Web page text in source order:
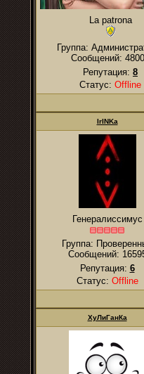
La patrona
Группа:
Сообщений:
Репутация: 8
Статус: Offline
IrINKa
Генералиссимус
Группа:
Сообщений:
Репутация: 6
Статус: Offline
ХуЛиГанКа